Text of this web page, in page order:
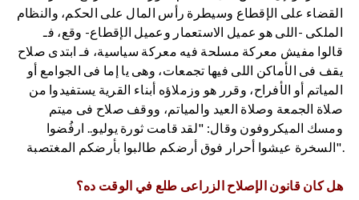
القضاء على الإقطاع وسيطرة رأس المال على الحكم، والنظام
الملكى -اللى هو عميل الاستعمار وعميل الإقطاع- وقع، فـ
قالوا مفيش معركة مسلحة فيه معركة سياسية، فـ ابتدى صلاح
يقف فى الأماكن اللى فيها تجمعات، وهى يا إما فى الجوامع أو
المياتم أو الأفراح، وقرر هو وزملاؤه أبناء القرية يستفيدوا من
صلاة الجمعة وصلاة العيد والمياتم، ووقف صلاح فى ميتم
ومسك الميكروفون وقال: "لقد قامت ثورة يوليو.. ارفُضوا
السخرة عيشوا أحرار فوق أرضكم طالبوا بأرضكم المغتصبة".
هل كان قانون الإصلاح الزراعى طلع في الوقت ده؟